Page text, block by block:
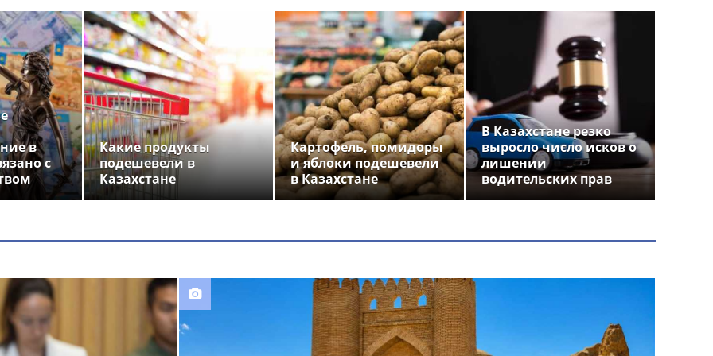
в
с
Какие продукты
подешевели в
Казахстане
Картофель, помидоры
и яблоки подешевели
в Казахстане
В Казахстане резко
выросло число исков о
лишении
водительских прав